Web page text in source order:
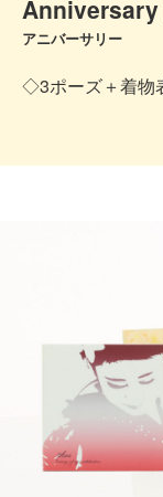
アニバーサリー
◇3ポーズ＋着物